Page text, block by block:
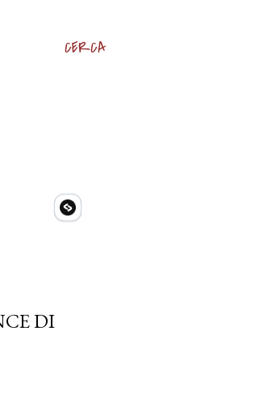
CERCA
DI